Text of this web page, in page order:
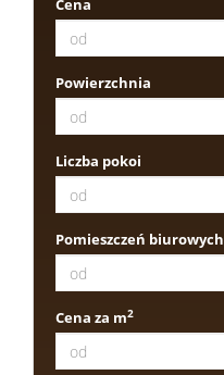
Cena
Powierzchnia
Liczba pokoi
Pomieszczeń biurowych
Cena za m2